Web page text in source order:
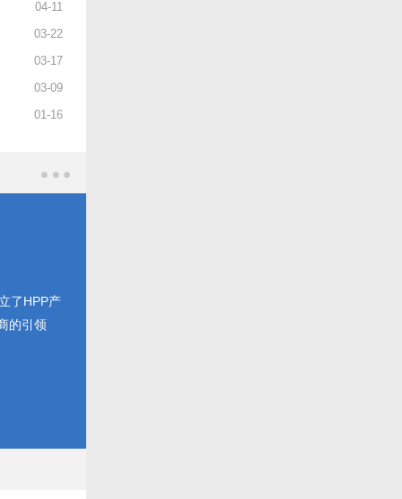
04-11
03-22
03-17
03-09
01-16
了HPP产
的引领